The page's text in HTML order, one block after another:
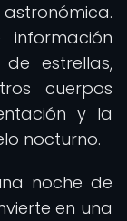
estrellas,
cuerpos
y la
nocturno.
noche de
en una